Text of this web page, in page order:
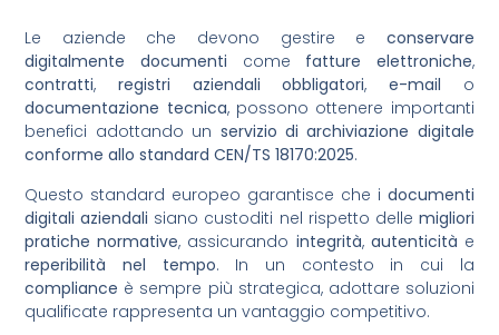
Le aziende che devono gestire e conservare
digitalmente documenti come fatture elettroniche,
contratti,registri aziendali obbligatori, e-mail o
documentazione tecnica, possono ottenere importanti
benefici adottando un servizio di archiviazione digitale
conforme allo standard CEN/TS 18170:2025.
Questo standard europeo garantisce che i documenti
digitali aziendali siano custoditi nel rispetto delle migliori
pratiche normative, assicurando integrità, autenticità e
reperibilità nel tempo. In un contesto in cui la
compliance è sempre più strategica, adottare soluzioni
qualificate rappresenta un vantaggio competitivo.